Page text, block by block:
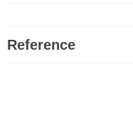
Reference